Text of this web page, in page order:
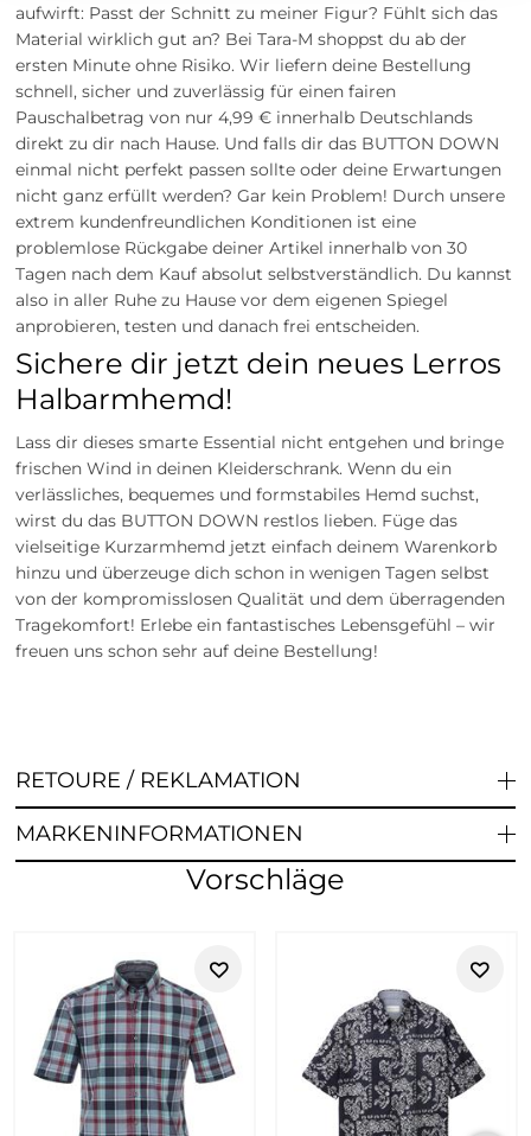
aufwirft: Passt der Schnitt zu meiner Figur? Fühlt sich das
Material wirklich gut an? Bei Tara-M shoppst du ab der
ersten Minute ohne Risiko. Wir liefern deine Bestellung
schnell, sicher und zuverlässig für einen fairen
Pauschalbetrag von nur 4,99 € innerhalb Deutschlands
direkt zu dir nach Hause. Und falls dir das BUTTON DOWN
einmal nicht perfekt passen sollte oder deine Erwartungen
nicht ganz erfüllt werden? Gar kein Problem! Durch unsere
extrem kundenfreundlichen Konditionen ist eine
problemlose Rückgabe deiner Artikel innerhalb von 30
Tagen nach dem Kauf absolut selbstverständlich. Du kannst
also in aller Ruhe zu Hause vor dem eigenen Spiegel
anprobieren, testen und danach frei entscheiden.
Sichere dir jetzt dein neues Lerros
Halbarmhemd!
Lass dir dieses smarte Essential nicht entgehen und bringe
frischen Wind in deinen Kleiderschrank. Wenn du ein
verlässliches, bequemes und formstabiles Hemd suchst,
wirst du das BUTTON DOWN restlos lieben. Füge das
vielseitige Kurzarmhemd jetzt einfach deinem Warenkorb
hinzu und überzeuge dich schon in wenigen Tagen selbst
von der kompromisslosen Qualität und dem überragenden
Tragekomfort! Erlebe ein fantastisches Lebensgefühl – wir
freuen uns schon sehr auf deine Bestellung!
RETOURE / REKLAMATION
MARKENINFORMATIONEN
Vorschläge